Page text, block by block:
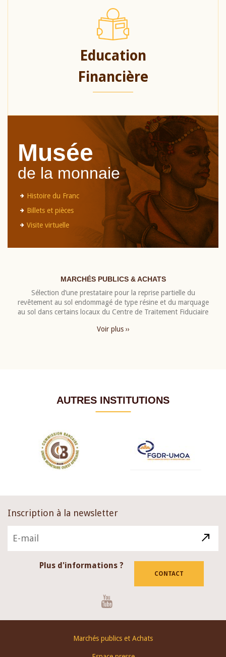
Education
Financière
Musée
de la monnaie
Histoire du Franc
Billets et pièces
Visite virtuelle
MARCHÉS PUBLICS & ACHATS
Sélection d’une prestataire pour la reprise partielle du
revêtement au sol endommagé de type résine et du marquage
au sol dans certains locaux du Centre de Traitement Fiduciaire
Voir plus ››
AUTRES INSTITUTIONS
Inscription à la newsletter
Plus d'informations ?
CONTACT
Marchés publics et Achats